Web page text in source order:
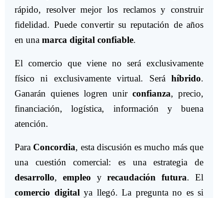
rápido, resolver mejor los reclamos y construir
fidelidad. Puede convertir su reputación de años
en una marca digital confiable.
El comercio que viene no será exclusivamente
físico ni exclusivamente virtual. Será híbrido.
Ganarán quienes logren unir confianza, precio,
financiación, logística, información y buena
atención.
Para Concordia, esta discusión es mucho más que
una cuestión comercial: es una estrategia de
desarrollo, empleo yrecaudación futura. El
comercio digital ya llegó. La pregunta no es si